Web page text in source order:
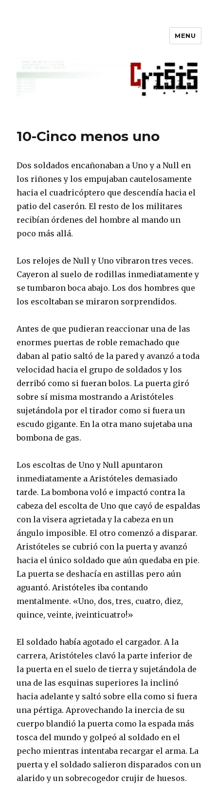
MENU
10-Cinco menos uno
Dos soldados encañonaban a Uno y a Null en
los riñones y los empujaban cautelosamente
hacia el cuadricóptero que descendía hacia el
patio del caserón. El resto de los militares
recibían órdenes del hombre al mando un
poco más allá.
Los relojes de Null y Uno vibraron tres veces.
Cayeron al suelo de rodillas inmediatamente y
se tumbaron boca abajo. Los dos hombres que
los escoltaban se miraron sorprendidos.
Antes de que pudieran reaccionar una de las
enormes puertas de roble remachado que
daban al patio saltó de la pared y avanzó a toda
velocidad hacia el grupo de soldados y los
derribó como si fueran bolos. La puerta giró
sobre sí misma mostrando a Aristóteles
sujetándola por el tirador como si fuera un
escudo gigante. En la otra mano sujetaba una
bombona de gas.
Los escoltas de Uno y Null apuntaron
inmediatamente a Aristóteles demasiado
tarde. La bombona voló e impactó contra la
cabeza del escolta de Uno que cayó de espaldas
con la visera agrietada y la cabeza en un
ángulo imposible. El otro comenzó a disparar.
Aristóteles se cubrió con la puerta y avanzó
hacia el único soldado que aún quedaba en pie.
La puerta se deshacía en astillas pero aún
aguantó. Aristóteles iba contando
mentalmente. «Uno, dos, tres, cuatro, diez,
quince, veinte, ¡veinticuatro!»
El soldado había agotado el cargador. A la
carrera, Aristóteles clavó la parte inferior de
la puerta en el suelo de tierra y sujetándola de
una de las esquinas superiores la inclinó
hacia adelante y saltó sobre ella como si fuera
una pértiga. Aprovechando la inercia de su
cuerpo blandió la puerta como la espada más
tosca del mundo y golpeó al soldado en el
pecho mientras intentaba recargar el arma. La
puerta y el soldado salieron disparados con un
alarido y un sobrecogedor crujir de huesos.